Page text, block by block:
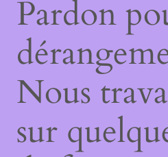
Pardon
Nous
sur